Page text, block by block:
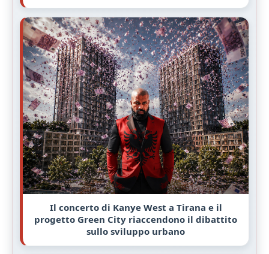
Il concerto di Kanye West a Tirana e il
progetto Green City riaccendono il dibattito
sullo sviluppo urbano